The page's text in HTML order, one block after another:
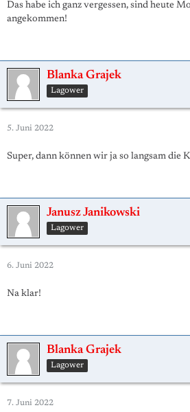
Das habe ich ganz vergessen, sind heute
angekommen!
Blanka Grajek
Lagower
5. Juni 2022
Super, dann können wir ja so langsam die
Janusz Janikowski
Lagower
6. Juni 2022
Na klar!
Blanka Grajek
Lagower
7. Juni 2022